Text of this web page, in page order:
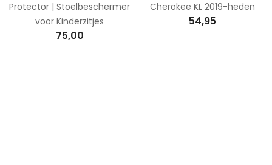
Protector | Stoelbeschermer
voor Kinderzitjes
75,00
Cherokee KL 2019-heden
54,95